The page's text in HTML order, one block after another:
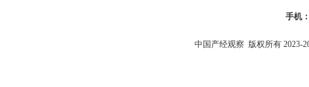
手机
中国产经观察 版权所有 2023-